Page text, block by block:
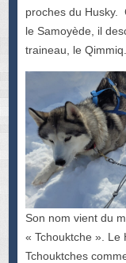
proches du Husky.
le Samoyède, il
traineau, le Qimmiq.
Son nom vient du
« Tchouktche ». Le
Tchouktches